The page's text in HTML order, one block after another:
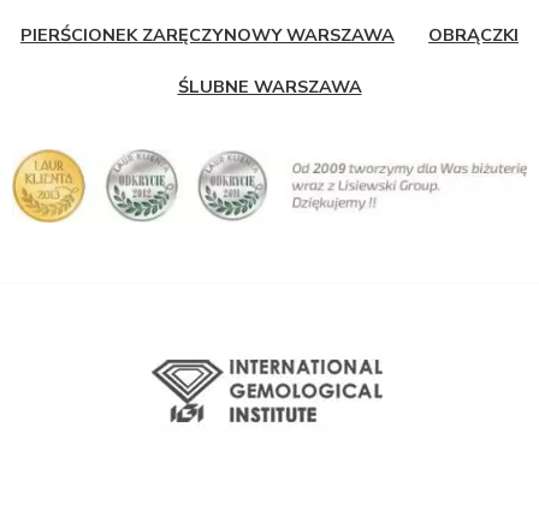
PIERŚCIONEK ZARĘCZYNOWY WARSZAWA OBRĄCZKI
ŚLUBNE WARSZAWA